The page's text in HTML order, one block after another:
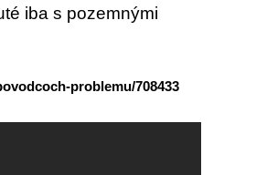
iba s pozemnými
problemu/708433